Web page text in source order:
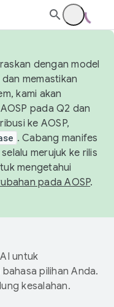
dengan model
memastikan
kami akan
pada Q2 dan
ke AOSP,
. Cabang manifes
merujuk ke rilis
mengetahui
pada AOSP.
untuk
pilihan Anda.
kesalahan.